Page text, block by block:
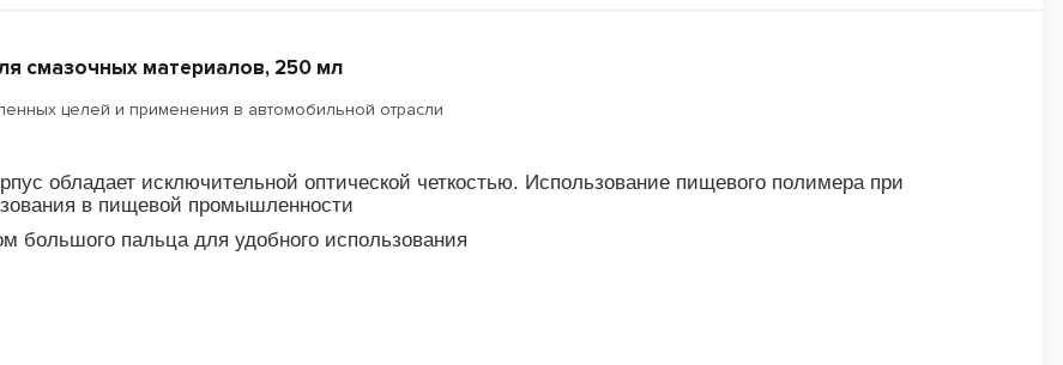
смазочных материалов, 250 мл
целей и применения в автомобильной отрасли
обладает исключительной оптической четкостью. Использование пищевого полимера при
в пищевой промышленности
большого пальца для удобного использования